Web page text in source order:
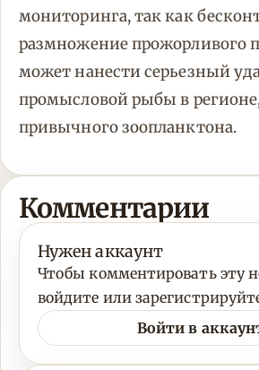
мониторинга, так как
размножение прожорливого
может нанести серьезный
промысловой рыбы в
привычного зоопланктона.
Комментарии
Нужен аккаунт
Чтобы комментировать эту
войдите или
Войти в